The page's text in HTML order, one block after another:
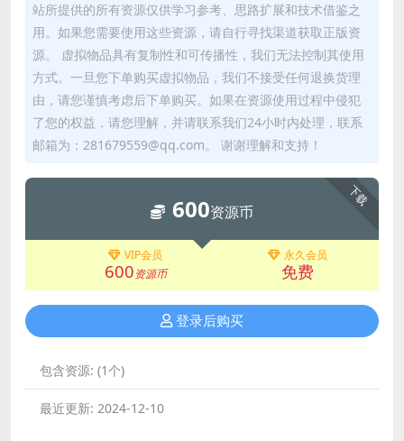
站所提供的所有资源仅供学习参考、思路扩展和技术借鉴之
用。如果您需要使用这些资源，请自行寻找渠道获取正版资
源。 虚拟物品具有复制性和可传播性，我们无法控制其使用
方式。一旦您下单购买虚拟物品，我们不接受任何退换货理
由，请您谨慎考虑后下单购买。如果在资源使用过程中侵犯
了您的权益，请您理解，并请联系我们24小时内处理，联系
邮箱为：281679559@qq.com。 谢谢理解和支持！
下载
600资源币
VIP会员
600资源币
永久会员
免费
登录后购买
包含资源: (1个)
最近更新: 2024-12-10